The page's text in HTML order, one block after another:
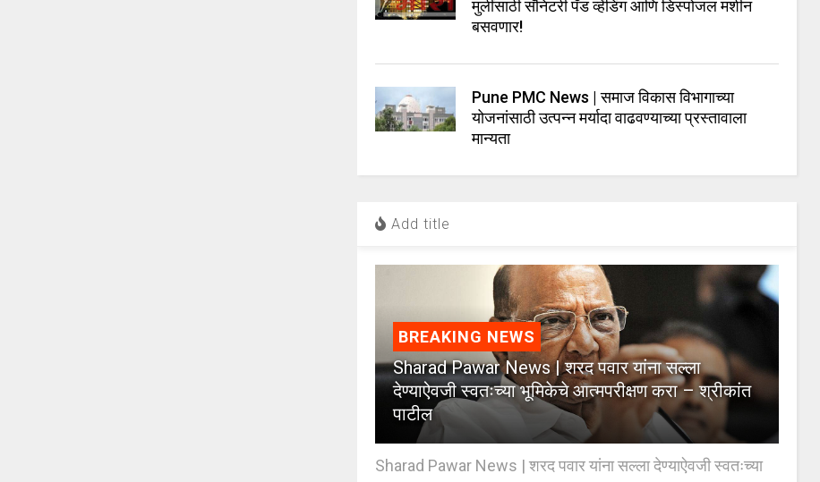
मुलींसाठी सॅनिटरी पॅड व्हेंडिंग आणि डिस्पोजल मशीन
बसवणार!
Pune PMC News | समाज विकास विभागाच्या
योजनांसाठी उत्पन्न मर्यादा वाढवण्याच्या प्रस्तावाला
मान्यता
Add title
BREAKING NEWS
Sharad Pawar News | शरद पवार यांना सल्ला
देण्याऐवजी स्वतःच्या भूमिकेचे आत्मपरीक्षण करा – श्रीकांत
पाटील
Sharad Pawar News | शरद पवार यांना सल्ला देण्याऐवजी स्वतःच्या